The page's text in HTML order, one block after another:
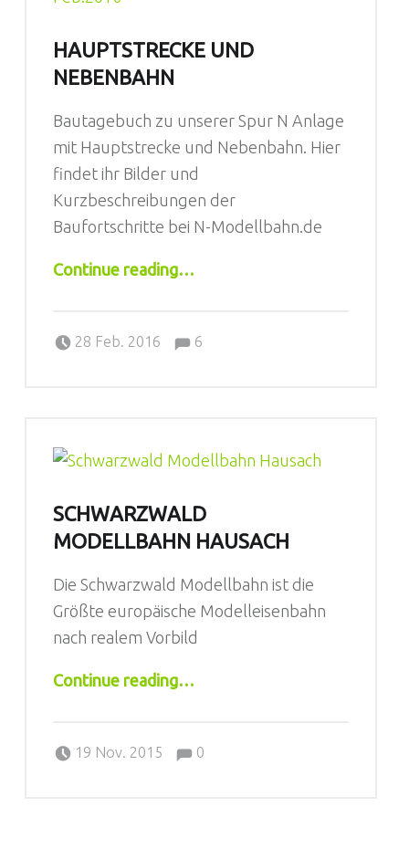
HAUPTSTRECKE UND
NEBENBAHN
Bautagebuch zu unserer Spur N Anlage
mit Hauptstrecke und Nebenbahn. Hier
findet ihr Bilder und
Kurzbeschreibungen der
Baufortschritte bei N-Modellbahn.de
Continue reading…
28 Feb. 2016
Comments:6
SCHWARZWALD
MODELLBAHN HAUSACH
Die Schwarzwald Modellbahn ist die
Größte europäische Modelleisenbahn
nach realem Vorbild
Continue reading…
19 Nov. 2015
Sebastian Comments:0